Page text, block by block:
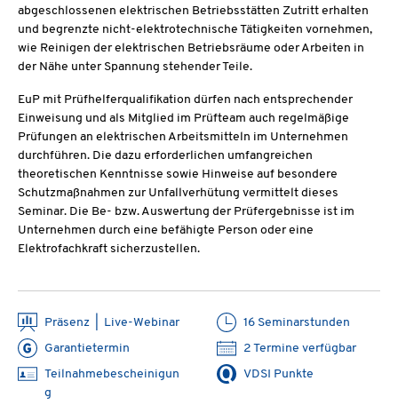
abgeschlossenen elektrischen Betriebsstätten Zutritt erhalten
und begrenzte nicht-elektrotechnische Tätigkeiten vornehmen,
wie Reinigen der elektrischen Betriebsräume oder Arbeiten in
der Nähe unter Spannung stehender Teile.
EuP mit Prüfhelferqualifikation dürfen nach entsprechender
Einweisung und als Mitglied im Prüfteam auch regelmäßige
Prüfungen an elektrischen Arbeitsmitteln im Unternehmen
durchführen. Die dazu erforderlichen umfangreichen
theoretischen Kenntnisse sowie Hinweise auf besondere
Schutzmaßnahmen zur Unfallverhütung vermittelt dieses
Seminar. Die Be- bzw. Auswertung der Prüfergebnisse ist im
Unternehmen durch eine befähigte Person oder eine
Elektrofachkraft sicherzustellen.
Präsenz | Live-Webinar
16 Seminarstunden
Garantietermin
2 Termine verfügbar
Teilnahmebescheinigun
g
VDSI Punkte